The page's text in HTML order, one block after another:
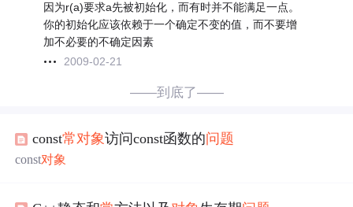
因为r(a)要求a先被初始化，而有时并不能满足一点。
你的初始化应该依赖于一个确定不变的值，而不要增
加不必要的不确定因素
2009-02-21
——到底了——
const常对象访问const函数的问题
const对象